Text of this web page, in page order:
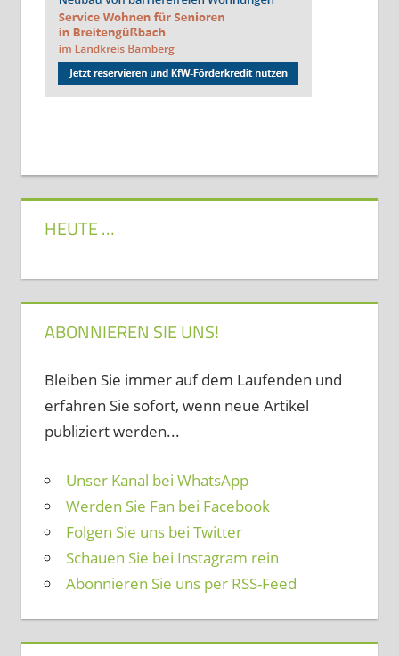
HEUTE …
ABONNIEREN SIE UNS!
Bleiben Sie immer auf dem Laufenden und
erfahren Sie sofort, wenn neue Artikel
publiziert werden...
Unser Kanal bei WhatsApp
Werden Sie Fan bei Facebook
Folgen Sie uns bei Twitter
Schauen Sie bei Instagram rein
Abonnieren Sie uns per RSS-Feed